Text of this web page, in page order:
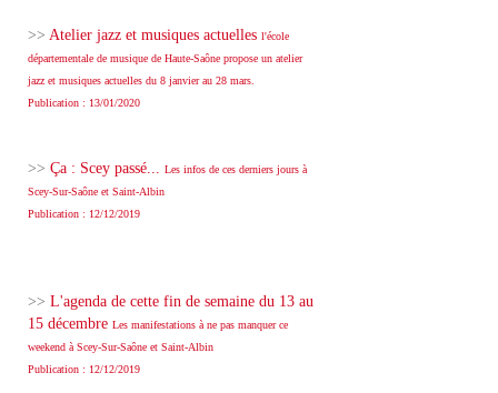
>> Atelier jazz et musiques actuelles l'école
départementale de musique de Haute-Saône propose un atelier
jazz et musiques actuelles du 8 janvier au 28 mars.
Publication : 13/01/2020
>> Ça : Scey passé... Les infos de ces derniers jours à
Scey-Sur-Saône et Saint-Albin
Publication : 12/12/2019
>> L'agenda de cette fin de semaine du 13 au
15 décembre Les manifestations à ne pas manquer ce
weekend à Scey-Sur-Saône et Saint-Albin
Publication : 12/12/2019